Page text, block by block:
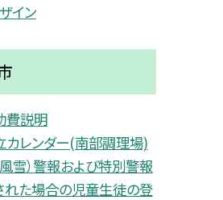
イン
費説明
カレンダー(南部調理場)
雪）警報および特別警報
れた場合の児童生徒の登